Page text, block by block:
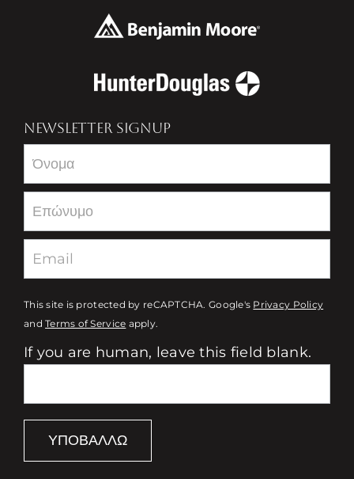
NEWSLETTER SIGNUP
Newsletter
This site is protected by reCAPTCHA. Google's Privacy Policy
andTerms of Service apply.
If you are human, leave this field blank.
ΥΠΟΒΆΛΛΩ